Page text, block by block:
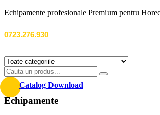
Echipamente profesionale Premium pentru
0723.276.930
Catalog Download
Echipamente